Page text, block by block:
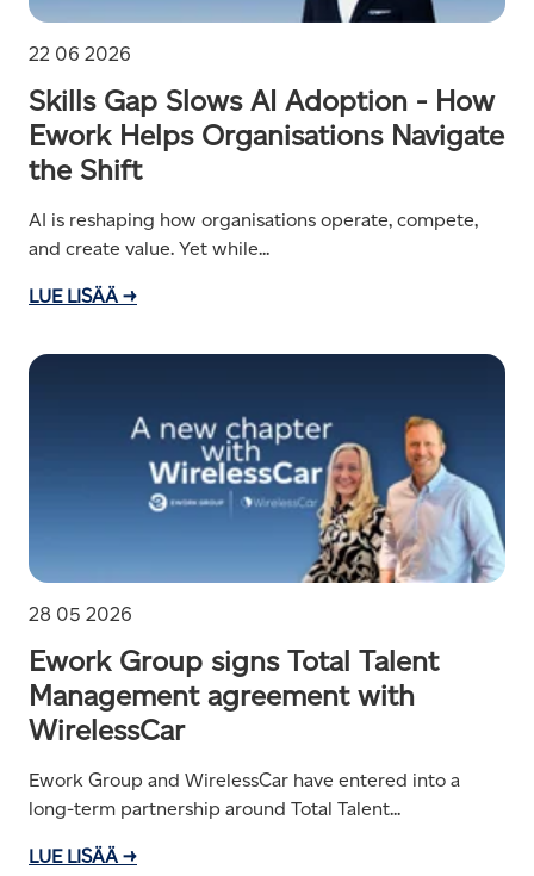
22 06 2026
Skills Gap Slows AI Adoption - How
Ework Helps Organisations Navigate
the Shift
AI is reshaping how organisations operate, compete,
and create value. Yet while...
LUE LISÄÄ →
28 05 2026
Ework Group signs Total Talent
Management agreement with
WirelessCar
Ework Group and WirelessCar have entered into a
long-term partnership around Total Talent...
LUE LISÄÄ →